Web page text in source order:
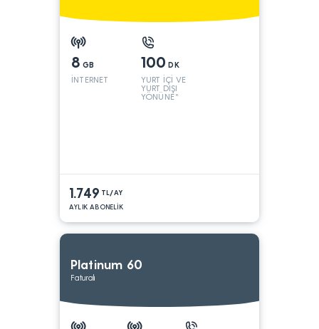
8 GB
İNTERNET
100 DK
YURT İÇİ VE
YURT DIŞI
YÖNÜNE*
1.749 TL/AY
AYLIK ABONELİK
Platinum 60
Faturalı